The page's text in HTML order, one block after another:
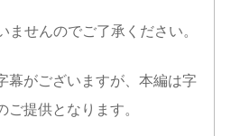
ませんのでご了承ください。
幕がございますが、 本編は字
ご提供となります。